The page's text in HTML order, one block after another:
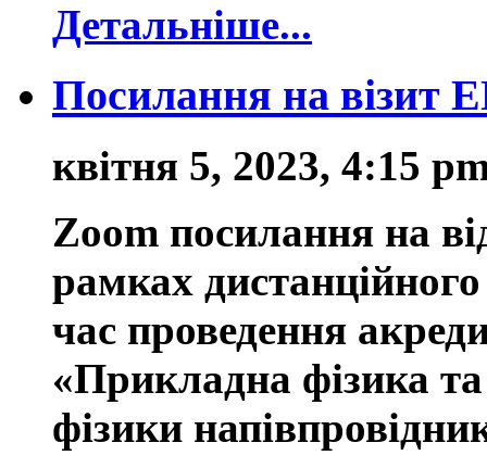
Детальніше...
Посилання на візит
квітня 5, 2023, 4:15
Zoom посилання на
рамках
час проведення
«Прикладна фізика та
фізики